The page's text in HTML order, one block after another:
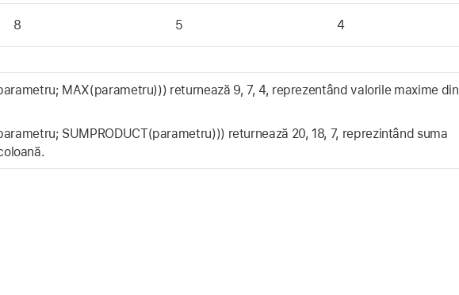
8 5 4
MAX(parametru))) returnează 9, 7, 4, reprezentând valorile maxime din
SUMPRODUCT(parametru))) returnează 20, 18, 7, reprezintând suma